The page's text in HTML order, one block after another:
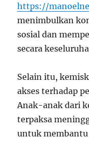
https://
menimbulkan
sosial dan
secara
Selain itu,
akses terhadap
Anak-anak dari
terpaksa
untuk